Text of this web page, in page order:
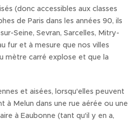
(donc accessibles aux classes
de Paris dans les années 90, ils
Seine, Sevran, Sarcelles, Mitry-
fur et à mesure que nos villes
mètre carré explose et que la
et aisées, lorsqu'elles peuvent
à Melun dans une rue aérée ou une
à Eaubonne (tant qu'il y en a,